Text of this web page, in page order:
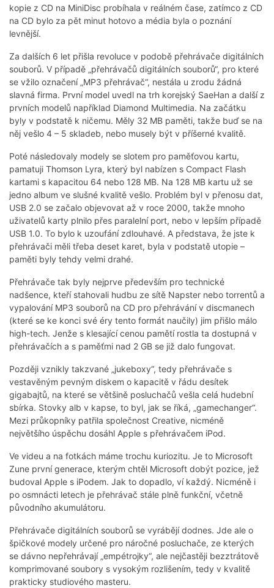
kopie z CD na MiniDisc probíhala v reálném čase, zatímco z CD
na CD bylo za pět minut hotovo a média byla o poznání
levnější.
Za dalších 6 let přišla revoluce v podobě přehrávače digitálních
souborů. V případě „přehrávačů digitálních souborů“, pro které
se vžilo označení „MP3 přehrávač“, nestála u zrodu žádná
slavná firma. První model uvedl na trh korejský SaeHan a další z
prvních modelů například Diamond Multimedia. Na začátku
byly v podstatě k ničemu. Měly 32 MB paměti, takže buď se na
něj vešlo 4 – 5 skladeb, nebo musely být v příšerné kvalitě.
Poté následovaly modely se slotem pro paměťovou kartu,
pamatuji Thomson Lyra, který byl nabízen s Compact Flash
kartami s kapacitou 64 nebo 128 MB. Na 128 MB kartu už se
jedno album ve slušné kvalitě vešlo. Problém byl v přenosu dat,
USB 2.0 se začalo objevovat až v roce 2000, takže mnoho
uživatelů karty plnilo přes paralelní port, nebo v lepším případě
USB 1.0. To bylo k uzoufání zdlouhavé. A představa, že jste k
přehrávači měli třeba deset karet, byla v podstatě utopie –
paměti byly tehdy velmi drahé.
Přehrávače tak byly nejprve především pro technické
nadšence, kteří stahovali hudbu ze sítě Napster nebo torrentů a
vypalování MP3 souborů na CD pro přehrávání v discmanech
(které se ke konci své éry tento formát naučily) jim přišlo málo
high-tech. Jenže s klesající cenou pamětí rostla ta dostupná v
přehrávačích a s paměťmi nad 2 GB se již dalo fungovat.
Později vznikly takzvané „jukeboxy“, tedy přehrávače s
vestavěným pevným diskem o kapacitě v řádu desítek
gigabajtů, na které se většině posluchačů vešla celá hudební
sbírka. Stovky alb v kapse, to byl, jak se říká, „gamechanger“.
Mezi průkopníky patřila společnost Creative, nicméně
největšího úspěchu dosáhl Apple s přehrávačem iPod.
Ve videu a na fotkách máme trochu kuriozitu. Je to Microsoft
Zune první generace, kterým chtěl Microsoft dobýt pozice, jež
budoval Apple s iPodem. Jak to dopadlo, ví každý. Nicméně i
po osmnácti letech je přehrávač stále plně funkční, včetně
původního akumulátoru.
Přehrávače digitálních souborů se vyrábějí dodnes. Jde ale o
špičkové modely určené pro náročné posluchače, ze kterých
se dávno nepřehrávají „empétrojky“, ale nejčastěji bezztrátově
komprimované soubory s vysokým rozlišením, tedy v kvalitě
prakticky studiového masteru.